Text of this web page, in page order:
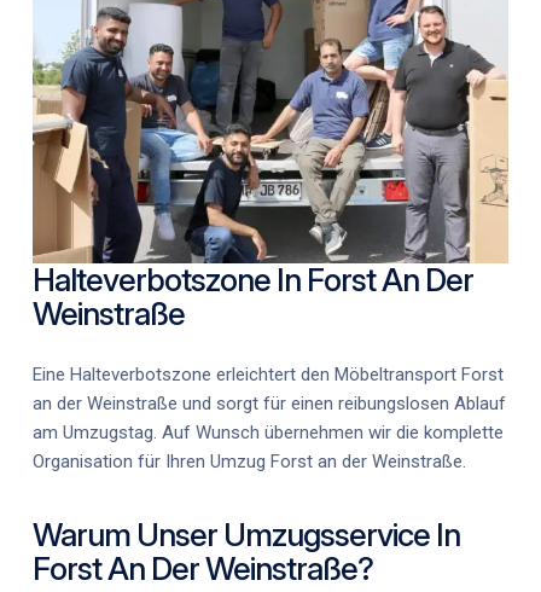
Halteverbotszone In Forst An Der
Weinstraße
Eine Halteverbotszone erleichtert den Möbeltransport Forst
an der Weinstraße und sorgt für einen reibungslosen Ablauf
am Umzugstag. Auf Wunsch übernehmen wir die komplette
Organisation für Ihren Umzug Forst an der Weinstraße.
Warum Unser Umzugsservice In
Forst An Der Weinstraße?